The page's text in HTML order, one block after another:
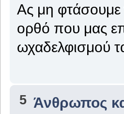
Ας μη φτάσουμε
ορθό που μας
ωχαδελφισμού
5 Άνθρωπος